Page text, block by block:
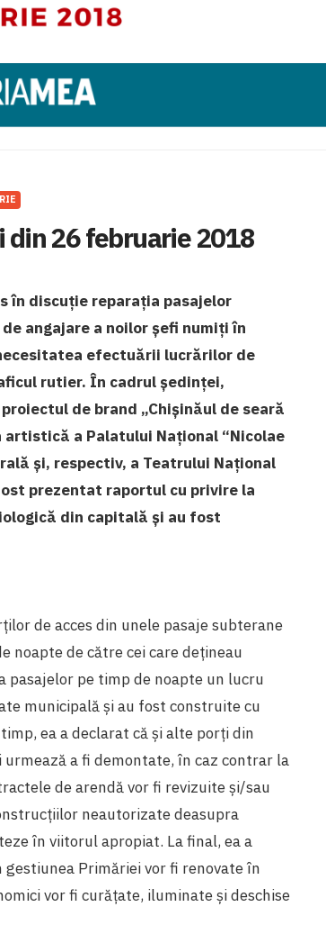
26 februarie 2018
în discuție reparația pasajelor
angajare a noilor șefi numiți în
efectuării lucrărilor de
rutier. În cadrul ședinței,
de brand „Chişinăul de seară
a Palatului Național “Nicolae
și, respectiv, a Teatrului Național
prezentat raportul cu privire la
din capitală și au fost
de acces din unele pasaje subterane
noapte de către cei care dețineau
pe timp de noapte un lucru
municipală și au fost construite cu
ea a declarat că și alte porți din
a fi demontate, în caz contrar la
de arendă vor fi revizuite și/sau
neautorizate deasupra
în viitorul apropiat. La final, ea a
Primăriei vor fi renovate în
vor fi curățate, iluminate și deschise